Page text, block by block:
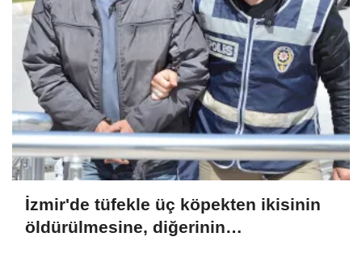
İzmir'de tüfekle üç köpekten ikisinin
öldürülmesine, diğerinin